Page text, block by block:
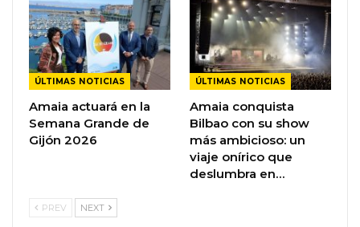
ÚLTIMAS NOTICIAS
Amaia actuará en la
Semana Grande de
Gijón 2026
ÚLTIMAS NOTICIAS
Amaia conquista
Bilbao con su show
más ambicioso: un
viaje onírico que
deslumbra en…
PREV NEXT